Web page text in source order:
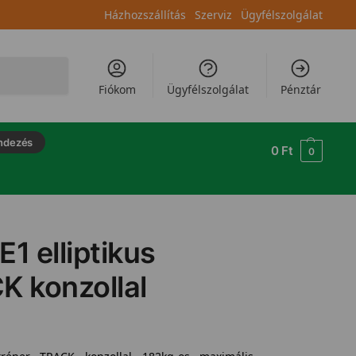
Házhozszállítás Szerviz Ügyfélszolgálat
Fiókom Ügyfélszolgálat Pénztár
0 Ft 0
elliptikus
konzollal